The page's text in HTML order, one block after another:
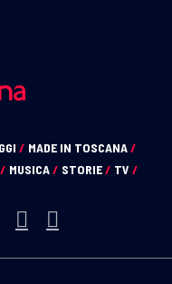
/ MADE IN TOSCANA/
/ MUSICA/ STORIE/ TV /